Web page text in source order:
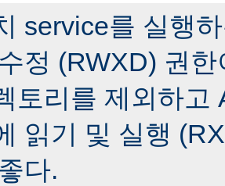
service를 실행
정 (RWXD) 권
토리를 제외하고
읽기 및 실행
다.